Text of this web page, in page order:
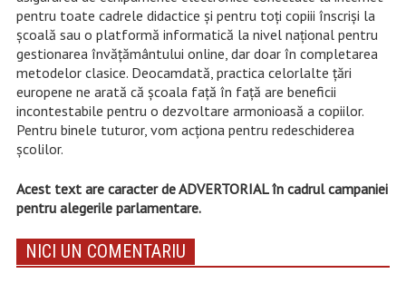
pentru toate cadrele didactice și pentru toți copiii înscriși la
școală sau o platformă informatică la nivel național pentru
gestionarea învățământului online, dar doar în completarea
metodelor clasice. Deocamdată, practica celorlalte țări
europene ne arată că școala față în față are beneficii
incontestabile pentru o dezvoltare armonioasă a copiilor.
Pentru binele tuturor, vom acționa pentru redeschiderea
școlilor.
Acest text are caracter de ADVERTORIAL în cadrul campaniei
pentru alegerile parlamentare.
NICI UN COMENTARIU